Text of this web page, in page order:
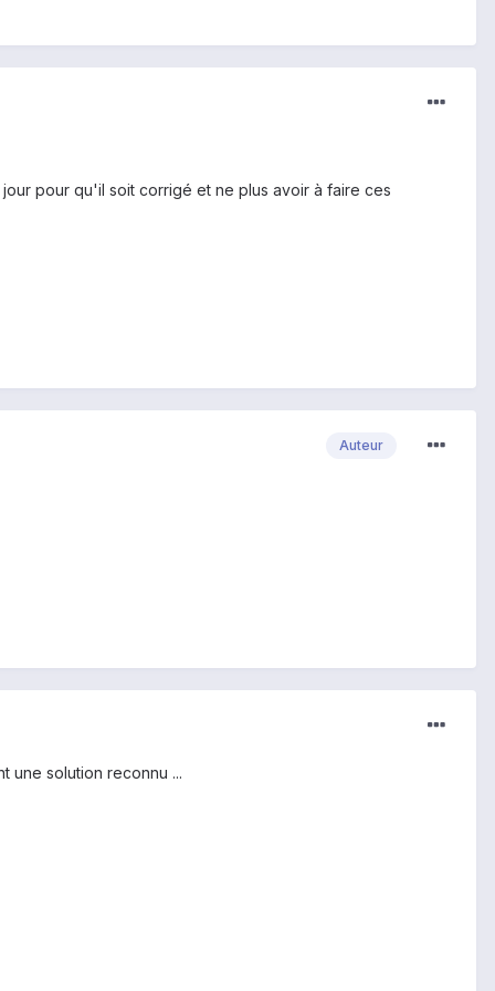
pour qu'il soit corrigé et ne plus avoir à faire ces
Auteur
une solution reconnu ...